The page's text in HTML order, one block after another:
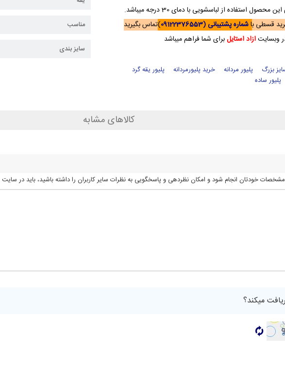
استفاده از لباسشویی با دمای 30 درجه میباشد.
قسطی باشماره پشتیبانی (09122376553 )تماس بگیرید
وبسایتازاد استایلبرای شما فراهم میباشد
بزرگ پلیور مردانه خرید پلیورمردانه
پلیور یقه گرد
پلیور ساده
مناسب
سایز بندی
کالاهای مشابه
مشخصات خودتان انجام شود و امکان نظردهی و پاسخگویی به نظرات سایر کاربران را داشته باشید، باید در سایت
میکند؟